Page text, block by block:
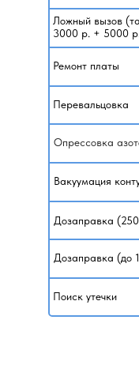
Опрессовка
Ложный вызов
3000 р. + 5000
Вакуумация
Ремонт платы
Дозаправка
Перевальцовка
Дозаправка (до
Поиск утечки
в помещении от
с кондиционером!